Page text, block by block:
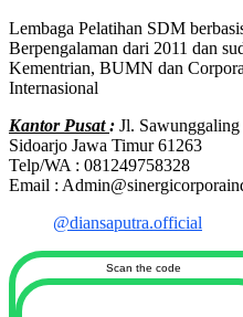
Lembaga Pelatihan SDM
Berpengalaman dari 2011 dan
Kementrian, BUMN dan
Internasional
Kantor Pusat: Jl.
Sidoarjo Jawa Timur 61263
Telp/WA : 081249758328
Email :
@diansaputra.official
Scan the code